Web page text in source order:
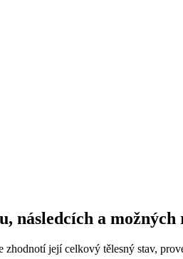
následcích a
její celkový tělesný stav,